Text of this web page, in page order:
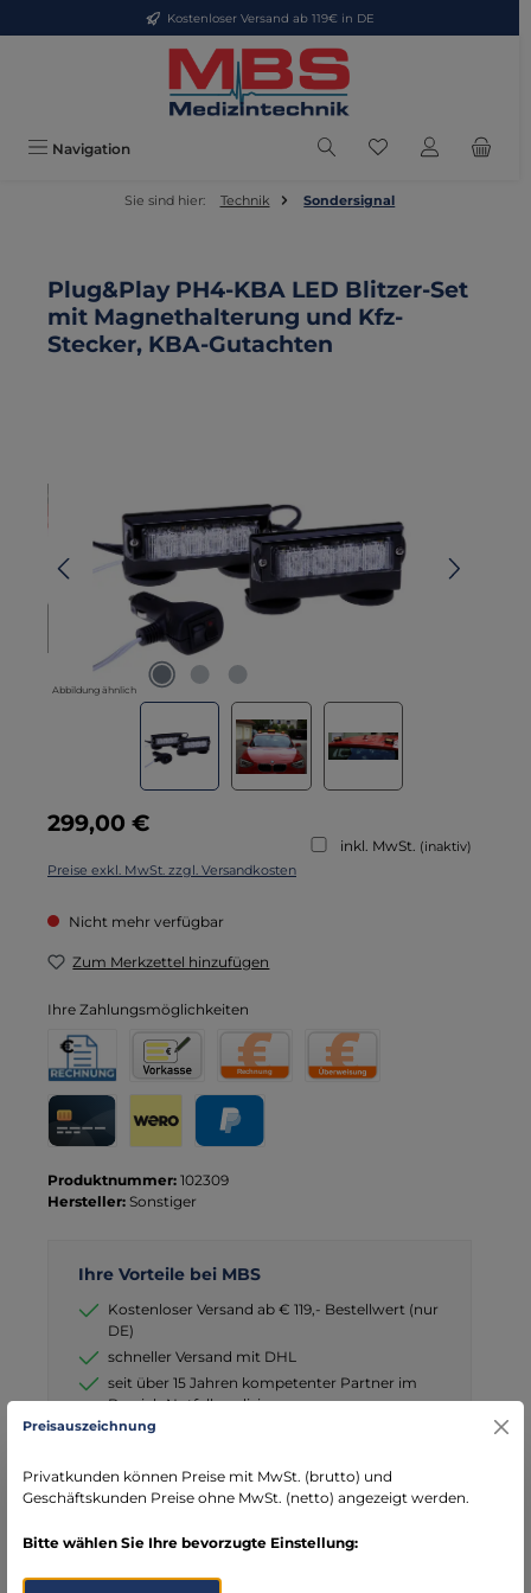
Zum Hauptinhalt springenKostenloser Versand ab 119€ in DE
Navigation Du hast 0
Sie sind hier: Technik Sondersignal
Plug&Play PH4-KBA LED Blitzer-Set
mit Magnethalterung und Kfz-
Stecker, KBA-Gutachten
Abbildung ähnlich
Regulärer Preis:
299,00 €
inkl. MwSt. (inaktiv)
Preise exkl. MwSt. zzgl. Versandkosten
Nicht mehr verfügbar
Zum Merkzettel hinzufügen
Ihre Zahlungsmöglichkeiten
Produktnummer: 102309
Hersteller: Sonstiger
Ihre Vorteile bei MBS
Kostenloser Versand ab € 119,- Bestellwert (nur
DE)
schneller Versand mit DHL
seit über 15 Jahren kompetenter Partner im
Bereich Notfallmedizin
Beschreibung
Kompakt, Leistungsstark und Günstig! Jetzt auch als sofort
Preisauszeichnung
Privatkunden können Preise mit MwSt. (brutto) und
Geschäftskunden Preise ohne MwSt. (netto) angezeigt werden.
Bitte wählen Sie Ihre bevorzugte Einstellung: